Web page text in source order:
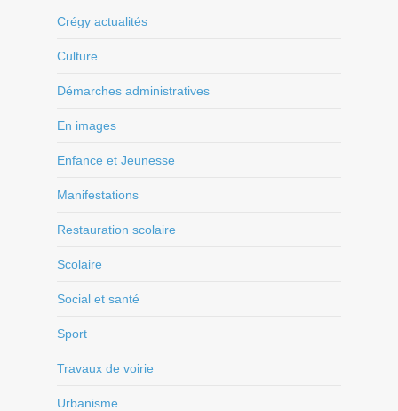
Crégy actualités
Culture
Démarches administratives
En images
Enfance et Jeunesse
Manifestations
Restauration scolaire
Scolaire
Social et santé
Sport
Travaux de voirie
Urbanisme